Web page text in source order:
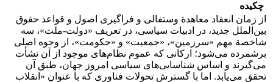
چکیده
از زمان انعقاد معاهدة وستفالی و فراگیری اصول و قواعد حقوق
بین‌الملل جدید، در ادبیات سیاسی، در تعریف «دولت-ملت»، سه
شاخصة مهم «سرزمین»، «جمعیت» و «حکومت»، از وجوه اصلی
برشمرده می‌شود؛ ارکانی که عموم نظام‌های موجود از آن نشأت
می‌گیرند و اساس شناسایی‌های سیاسی امروز جهان، طبق آن
تحقق می‌یابد. اما با گسترش تحولات فناوری که با عنوان «انقلاب